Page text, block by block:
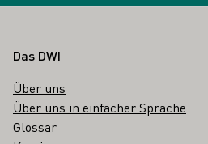
Fußbereich
Das DWI
Über uns
Über uns in einfacher Sprache
Glossar